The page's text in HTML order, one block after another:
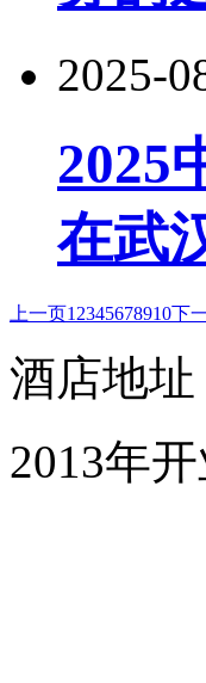
2025-
2025
在武
上一页1 2345678910下
酒店地
2013年